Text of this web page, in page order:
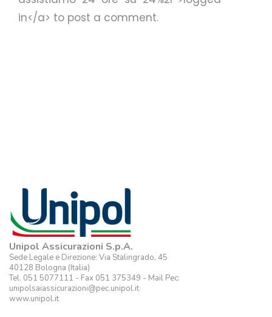
in</a> to post a comment.
Unipol Assicurazioni S.p.A.
Sede Legale e Direzione: Via Stalingrado, 45
40128 Bologna (Italia)
Tel. 051 5077111 - Fax 051 375349 - Mail Pec:
unipolsaiassicurazioni@pec.unipol.it
www.unipol.it